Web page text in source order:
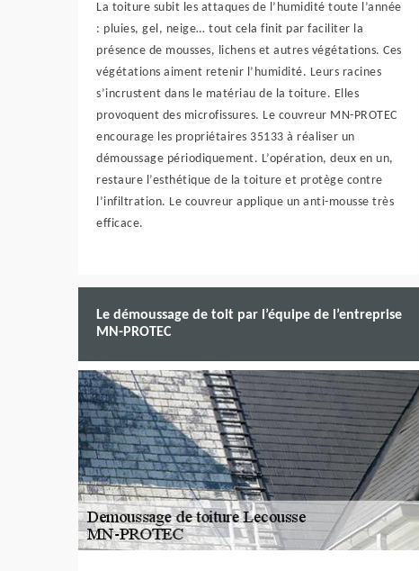
La toiture subit les attaques de l’humidité toute l’année
: pluies, gel, neige… tout cela finit par faciliter la
présence de mousses, lichens et autres végétations. Ces
végétations aiment retenir l’humidité. Leurs racines
s’incrustent dans le matériau de la toiture. Elles
provoquent des microfissures. Le couvreur MN-PROTEC
encourage les propriétaires 35133 à réaliser un
démoussage périodiquement. L’opération, deux en un,
restaure l’esthétique de la toiture et protège contre
l’infiltration. Le couvreur applique un anti-mousse très
efficace.
Le démoussage de toit par l’équipe de l’entreprise
MN-PROTEC